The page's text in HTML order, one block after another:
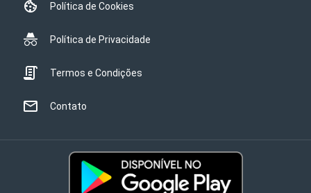
Política de Cookies
Política de Privacidade
Termos e Condições
Contato